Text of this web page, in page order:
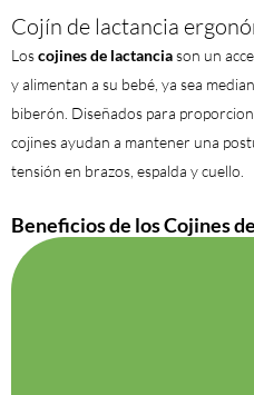
Cojín de lactancia
Loscojines de lactanciason un
y alimentan a su bebé, ya sea
biberón. Diseñados para
cojines ayudan a mantener una
tensión en brazos, espalda y cuello.
Beneficios de los Cojines